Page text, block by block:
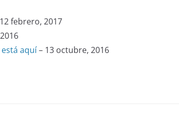
febrero, 2017
aquí– 13 octubre, 2016